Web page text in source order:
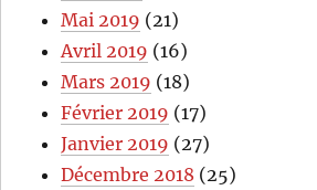
Mai 2019 (21)
Avril 2019 (16)
Mars 2019 (18)
Février 2019 (17)
Janvier 2019 (27)
Décembre 2018 (25)